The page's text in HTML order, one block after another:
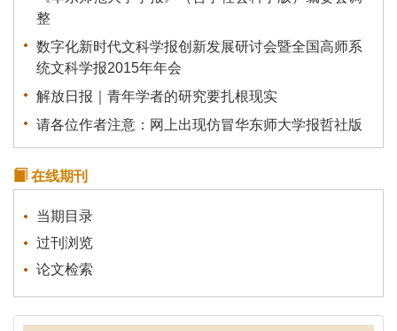
整
数字化新时代文科学报创新发展研讨会暨全国高师系
统文科学报2015年年会
解放日报｜青年学者的研究要扎根现实
请各位作者注意：网上出现仿冒华东师大学报哲社版
学报（哲社版）被评定为“中国人文社会科学综合评价
AMI”核心期刊
《华东师范大学学报》为青年学者成长搭建平台
在线期刊
当期目录
过刊浏览
论文检索